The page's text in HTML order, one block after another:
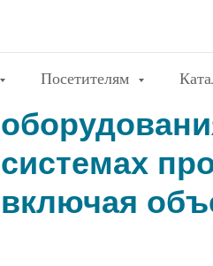
Посетителям
Разработка,
системах
включая